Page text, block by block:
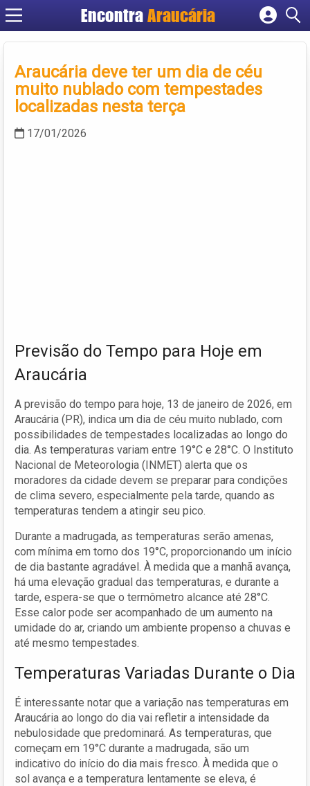
EncontraAraucária
Cadastrar empresa
Criar conta
Araucária deve ter um dia de céu
muito nublado com tempestades
localizadas nesta terça
17/01/2026
Previsão do Tempo para Hoje em
Araucária
A previsão do tempo para hoje, 13 de janeiro de 2026, em
Araucária (PR), indica um dia de céu muito nublado, com
possibilidades de tempestades localizadas ao longo do
dia. As temperaturas variam entre 19°C e 28°C. O Instituto
Nacional de Meteorologia (INMET) alerta que os
moradores da cidade devem se preparar para condições
de clima severo, especialmente pela tarde, quando as
temperaturas tendem a atingir seu pico.
Durante a madrugada, as temperaturas serão amenas,
com mínima em torno dos 19°C, proporcionando um início
de dia bastante agradável. À medida que a manhã avança,
há uma elevação gradual das temperaturas, e durante a
tarde, espera-se que o termômetro alcance até 28°C.
Esse calor pode ser acompanhado de um aumento na
umidade do ar, criando um ambiente propenso a chuvas e
até mesmo tempestades.
Temperaturas Variadas Durante o Dia
É interessante notar que a variação nas temperaturas em
Araucária ao longo do dia vai refletir a intensidade da
nebulosidade que predominará. As temperaturas, que
começam em 19°C durante a madrugada, são um
indicativo do início do dia mais fresco. À medida que o
sol avança e a temperatura lentamente se eleva, é